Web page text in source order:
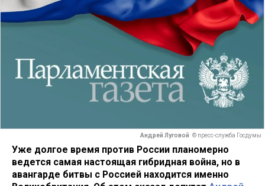
Андрей Луговой © пресс-служба Госдумы
Уже долгое время против России планомерно
ведется самая настоящая гибридная война, но в
авангарде битвы с Россией находится именно